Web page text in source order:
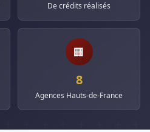
De crédits réalisés
🏢
8
Agences Hauts-de-France